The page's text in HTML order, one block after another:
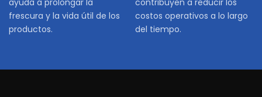
ayuda a prolongar la
frescura y la vida útil de los
productos.
contribuyen a reducir los
costos operativos a lo largo
del tiempo.